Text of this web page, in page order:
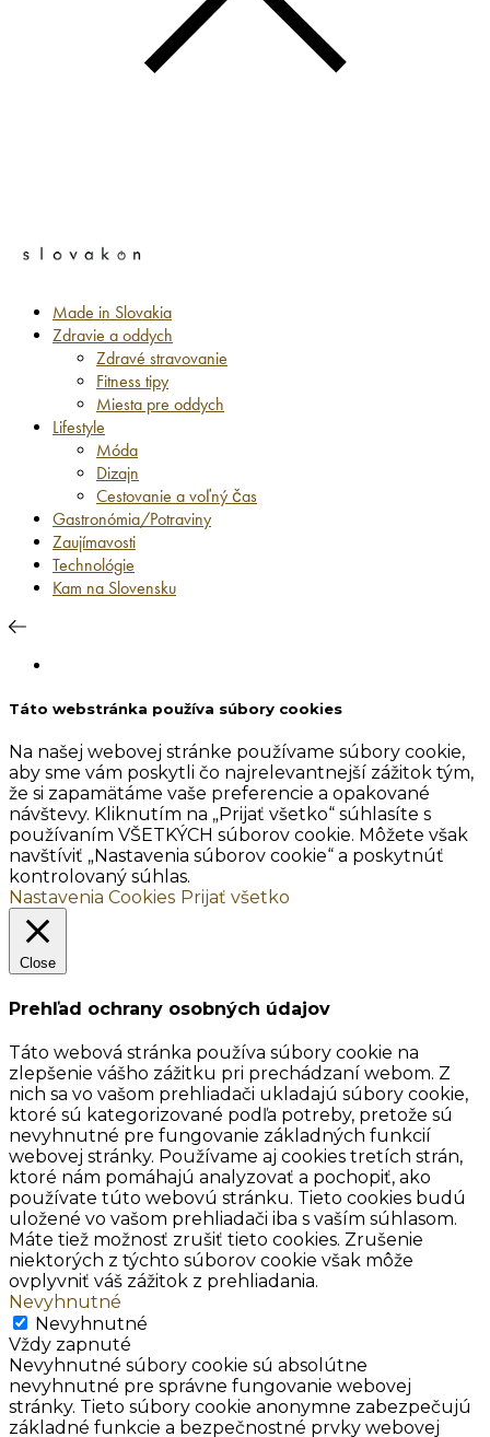
Made in Slovakia
Zdravie a oddych
Zdravé stravovanie
Fitness tipy
Miesta pre oddych
Lifestyle
Móda
Dizajn
Cestovanie a voľný čas
Gastronómia/Potraviny
Zaujímavosti
Technológie
Kam na Slovensku
Táto webstránka používa súbory cookies
Na našej webovej stránke používame súbory cookie,
aby sme vám poskytli čo najrelevantnejší zážitok tým,
že si zapamätáme vaše preferencie a opakované
návštevy. Kliknutím na „Prijať všetko“ súhlasíte s
používaním VŠETKÝCH súborov cookie. Môžete však
navštíviť „Nastavenia súborov cookie“ a poskytnúť
kontrolovaný súhlas.
Nastavenia Cookies Prijať všetko
Close
Prehľad ochrany osobných údajov
Táto webová stránka používa súbory cookie na
zlepšenie vášho zážitku pri prechádzaní webom. Z
nich sa vo vašom prehliadači ukladajú súbory cookie,
ktoré sú kategorizované podľa potreby, pretože sú
nevyhnutné pre fungovanie základných funkcií
webovej stránky. Používame aj cookies tretích strán,
ktoré nám pomáhajú analyzovať a pochopiť, ako
používate túto webovú stránku. Tieto cookies budú
uložené vo vašom prehliadači iba s vaším súhlasom.
Máte tiež možnosť zrušiť tieto cookies. Zrušenie
niektorých z týchto súborov cookie však môže
ovplyvniť váš zážitok z prehliadania.
Nevyhnutné
Nevyhnutné
Vždy zapnuté
Nevyhnutné súbory cookie sú absolútne
nevyhnutné pre správne fungovanie webovej
stránky. Tieto súbory cookie anonymne zabezpečujú
základné funkcie a bezpečnostné prvky webovej